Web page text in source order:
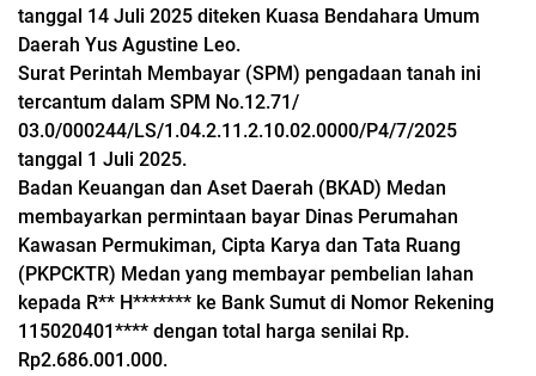
tanggal 14 Juli 2025 diteken Kuasa Bendahara Umum
Daerah Yus Agustine Leo.
Surat Perintah Membayar (SPM) pengadaan tanah ini
tercantum dalam SPM No.12.71/
03.0/000244/LS/1.04.2.11.2.10.02.0000/P4/7/2025
tanggal 1 Juli 2025.
Badan Keuangan dan Aset Daerah (BKAD) Medan
membayarkan permintaan bayar Dinas Perumahan
Kawasan Permukiman, Cipta Karya dan Tata Ruang
(PKPCKTR) Medan yang membayar pembelian lahan
kepada R** H******* ke Bank Sumut di Nomor Rekening
115020401**** dengan total harga senilai Rp.
Rp2.686.001.000.